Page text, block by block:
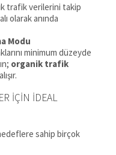
trafik verilerini takip
olarak anında
Modu
minimum düzeyde
organik trafik
İÇIN İDEAL
sahip birçok